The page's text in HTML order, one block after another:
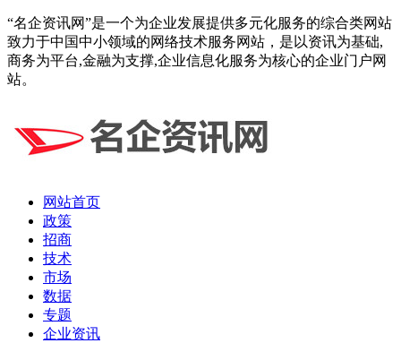
“名企资讯网”是一个为企业发展提供多元化服务的综合类网站
致力于中国中小领域的网络技术服务网站，是以资讯为基础,
商务为平台,金融为支撑,企业信息化服务为核心的企业门户网
站。
网站首页
政策
招商
技术
市场
数据
专题
企业资讯